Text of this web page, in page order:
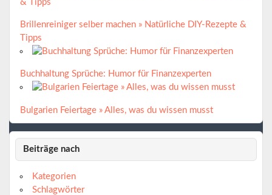
Brillenreiniger selber machen » Natürliche DIY-Rezepte &
Tipps
Buchhaltung Sprüche: Humor für Finanzexperten
Bulgarien Feiertage » Alles, was du wissen musst
Beiträge nach
Kategorien
Schlagwörter